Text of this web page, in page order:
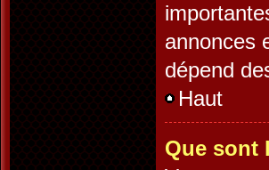
annonces
dépend
Haut
Que sont